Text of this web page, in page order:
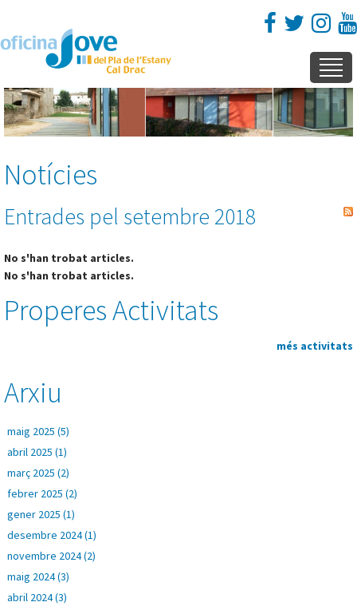
Notícies
Entrades pel setembre 2018
No s'han trobat articles.
No s'han trobat articles.
Properes Activitats
més activitats
Arxiu
maig 2025 (5)
abril 2025 (1)
març 2025 (2)
febrer 2025 (2)
gener 2025 (1)
desembre 2024 (1)
novembre 2024 (2)
maig 2024 (3)
abril 2024 (3)